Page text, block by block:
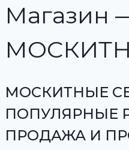
Магазин
МОСКИТНЫЕ
ПОПУЛЯРНЫЕ
ПРОДАЖА И